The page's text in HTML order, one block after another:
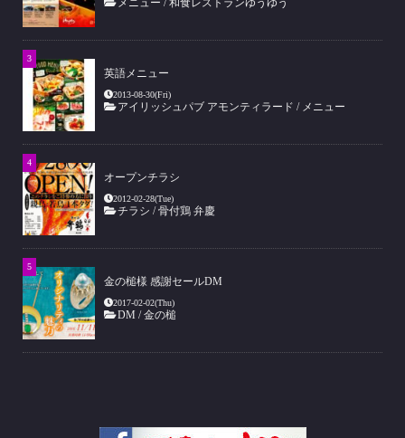
メニュー /和食レストランゆうゆう
英語メニュー
2013-08-30(Fri)
アイリッシュパブ アモンティラード / メニュー
オープンチラシ
2012-02-28(Tue)
チラシ /骨付鶏 弁慶
金の槌様 感謝セールDM
2017-02-02(Thu)
DM /金の槌